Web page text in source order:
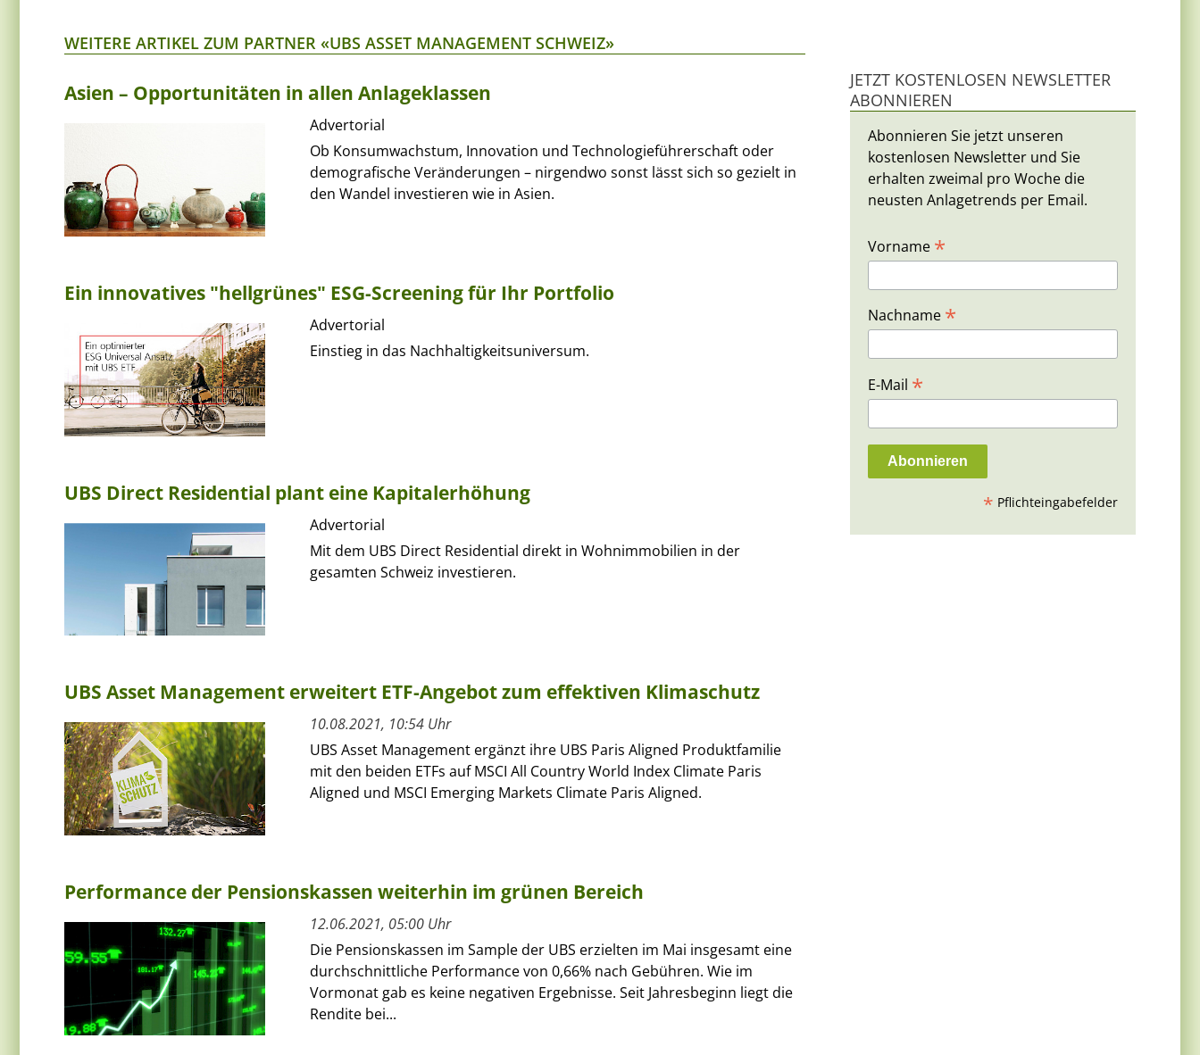
WEITERE ARTIKEL ZUM PARTNER «UBS ASSET MANAGEMENT SCHWEIZ»
Asien – Opportunitäten in allen Anlageklassen
Advertorial
Ob Konsumwachstum, Innovation und Technologieführerschaft oder
demografische Veränderungen – nirgendwo sonst lässt sich so gezielt in
den Wandel investieren wie in Asien.
Ein innovatives "hellgrünes" ESG-Screening für Ihr Portfolio
Advertorial
Einstieg in das Nachhaltigkeitsuniversum.
UBS Direct Residential plant eine Kapitalerhöhung
Advertorial
Mit dem UBS Direct Residential direkt in Wohnimmobilien in der
gesamten Schweiz investieren.
UBS Asset Management erweitert ETF-Angebot zum effektiven Klimaschutz
10.08.2021, 10:54 Uhr
UBS Asset Management ergänzt ihre UBS Paris Aligned Produktfamilie
mit den beiden ETFs auf MSCI All Country World Index Climate Paris
Aligned und MSCI Emerging Markets Climate Paris Aligned.
Performance der Pensionskassen weiterhin im grünen Bereich
12.06.2021, 05:00 Uhr
Die Pensionskassen im Sample der UBS erzielten im Mai insgesamt eine
durchschnittliche Performance von 0,66% nach Gebühren. Wie im
Vormonat gab es keine negativen Ergebnisse. Seit Jahresbeginn liegt die
Rendite bei...
JETZT KOSTENLOSEN NEWSLETTER
ABONNIEREN
Abonnieren Sie jetzt unseren
kostenlosen Newsletter und Sie
erhalten zweimal pro Woche die
neusten Anlagetrends per Email.
Vorname *
Nachname *
E-Mail *
* Pflichteingabefelder